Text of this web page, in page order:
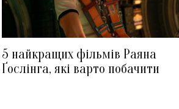
5 найкращих фільмів Раяна
Ґослінга, які варто побачити